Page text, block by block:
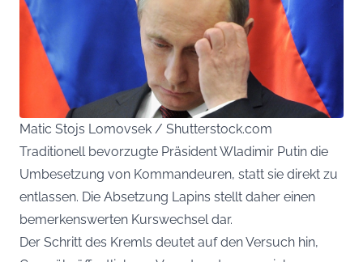
Matic Stojs Lomovsek / Shutterstock.com
Traditionell bevorzugte Präsident Wladimir Putin die
Umbesetzung von Kommandeuren, statt sie direkt zu
entlassen. Die Absetzung Lapins stellt daher einen
bemerkenswerten Kurswechsel dar.
Der Schritt des Kremls deutet auf den Versuch hin,